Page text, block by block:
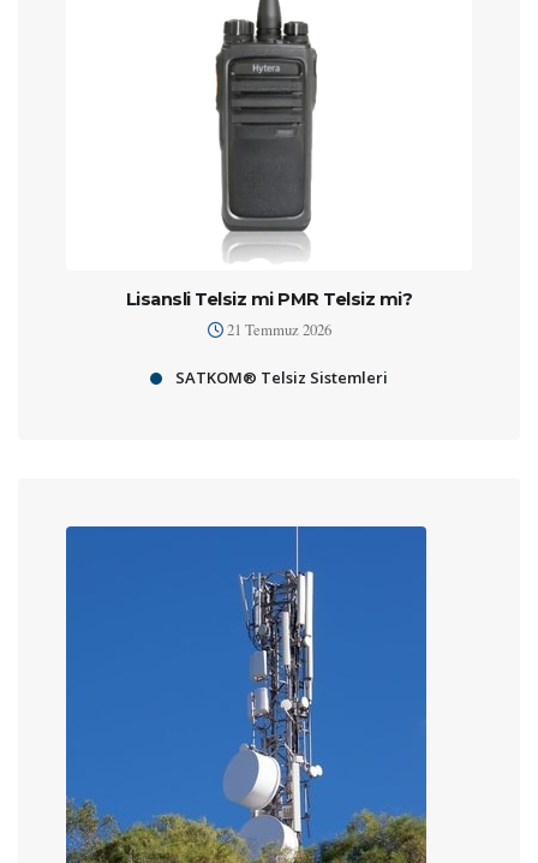
Lisansli Telsiz mi PMR Telsiz mi?
21 Temmuz 2026
SATKOM® Telsiz Sistemleri